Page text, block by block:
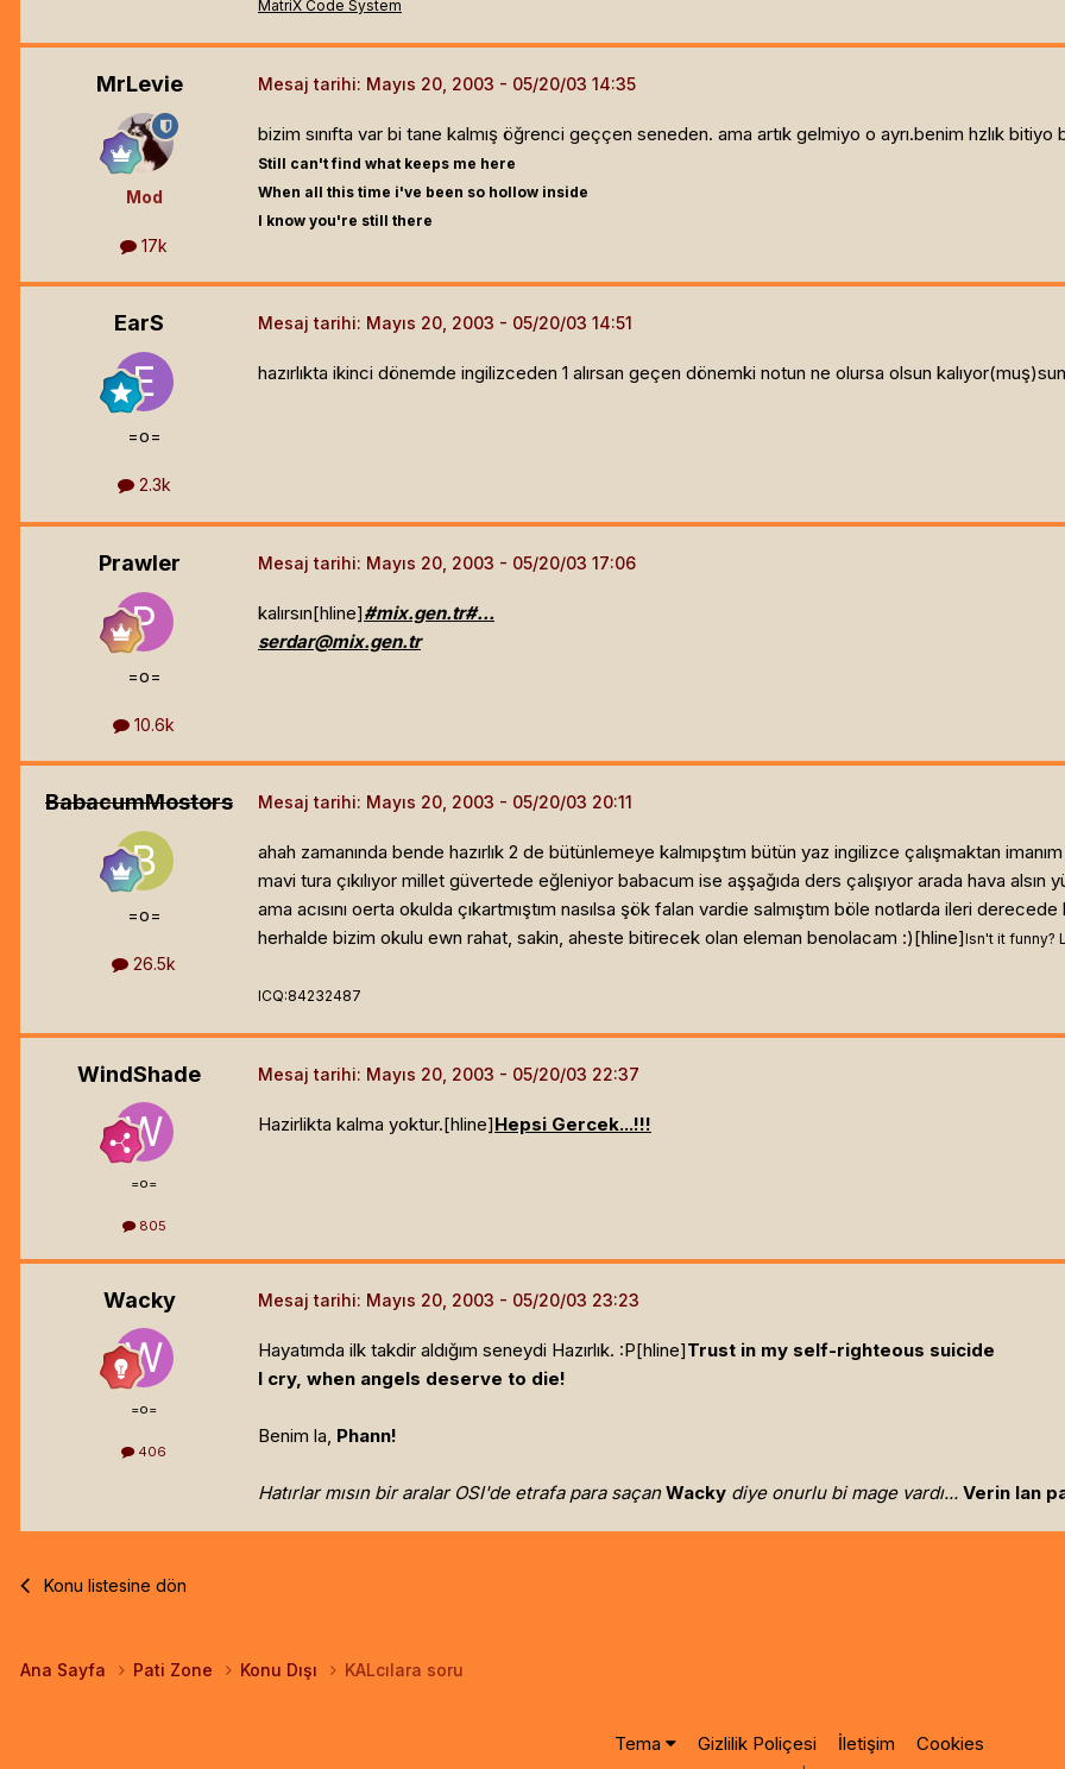
MatriX Code System
MrLevie
Mod
17k
Mesaj tarihi: Mayıs 20, 2003
bizim sınıfta var bi tane kalmış öğrenci geççen seneden. ama artık gelmiyo o ayrı.benim hzlık
Still can't find what keeps me here
When all this time i've been so hollow inside
I know you're still there
EarS
=o=
2.3k
Mesaj tarihi: Mayıs 20, 2003
hazırlıkta ikinci dönemde ingilizceden 1 alırsan geçen dönemki notun ne olursa olsun
Prawler
=o=
10.6k
Mesaj tarihi: Mayıs 20, 2003
kalırsın[hline]#mix.gen.tr#...
serdar@mix.gen.tr
BabacumMostors
=o=
26.5k
Mesaj tarihi: Mayıs 20, 2003
ahah zamanında bende hazırlık 2 de bütünlemeye kalmıpştım bütün yaz ingilizce çalışmaktan
mavi tura çıkılıyor millet güvertede eğleniyor babacum ise aşşağıda ders çalışıyor arada hava
ama acısını oerta okulda çıkartmıştım nasılsa şök falan vardie salmıştım böle notlarda ileri
herhalde bizim okulu ewn rahat, sakin, aheste bitirecek olan eleman benolacam :)[hline]Isn't it funny?
ICQ:84232487
WindShade
=o=
805
Mesaj tarihi: Mayıs 20, 2003
Hazirlikta kalma yoktur.[hline]Hepsi Gercek...!!!
Wacky
=o=
406
Mesaj tarihi: Mayıs 20, 2003
Hayatımda ilk takdir aldığım seneydi Hazırlık. :P[hline]Trust in my self-righteous suicide
I cry, when angels deserve to die!
Benim la, Phann!
Hatırlar mısın bir aralar OSI'de etrafa para saçan Wacky diye onurlu bi mage vardı... Verin lan
Konu listesine dön
Ana Sayfa Pati Zone Konu Dışı KALcılara soru
Tema Gizlilik Poliçesi İletişim Cookies